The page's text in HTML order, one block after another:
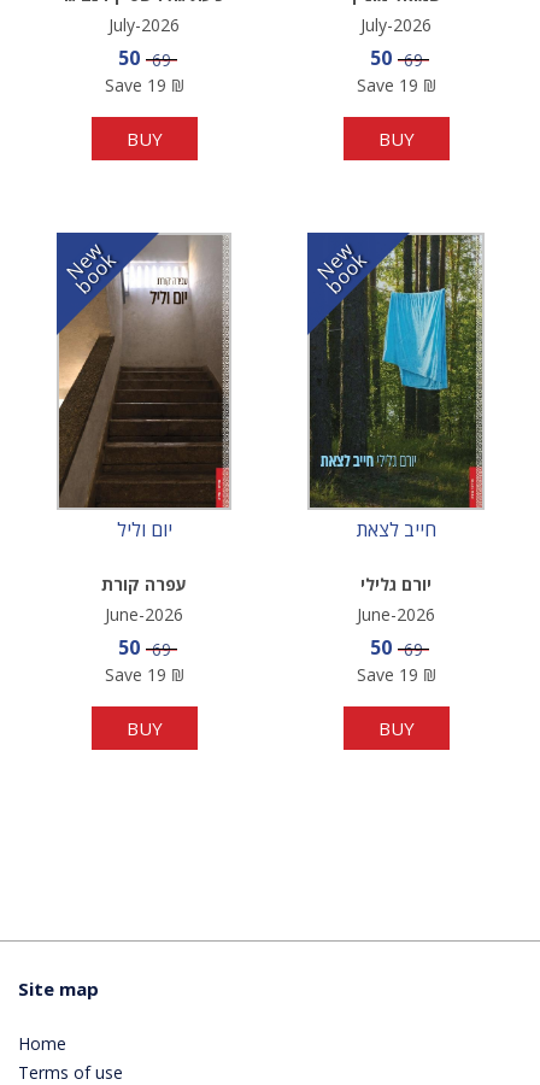
July-2026
Sale price
50 Price
69
Save 19 ₪
BUY
July-2026
Sale price
50 Price
69
Save 19 ₪
BUY
N
e
w
b
o
o
k
יום וליל
עפרה קורת
June-2026
Sale price
50 Price
69
Save 19 ₪
BUY
N
e
w
b
o
o
k
חייב לצאת
יורם גלילי
June-2026
Sale price
50 Price
69
Save 19 ₪
BUY
Site map
Home
Terms of use